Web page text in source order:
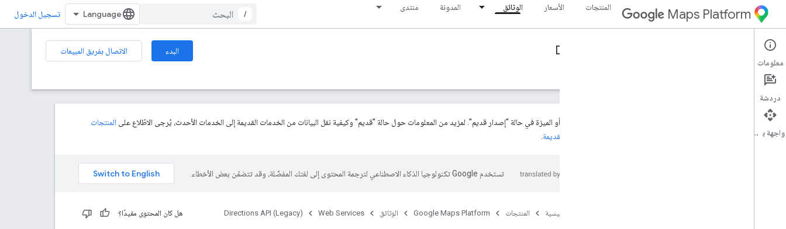
Maps Platform المنتجات الأسعار الوثائق المدونة منتدى
/ تسجيل الدخول
Web Services
Directions API (Legacy) البدء
الاتصال بفريق المبيعات
الأدلة
هذا المنتج أو الميزة في حالة "إصدار قديم". لمزيد من المعلومات حول حالة "قديم" وكيفية نقل البيانات من الخدمات القديمة إلى الخدمات الأحدث، يُرجى الاطّلاع على المنتجات
والميزات القديمة
تستخدم Google تكنولوجيا الذكاء الاصطناعي لترجمة المحتوى إلى لغتك المفضّلة، وقد تتضمّن بعض الأخطاء.
الصفحة الرئيسية المنتجات Google Maps Platform الوثائق Web Services
Directions API (Legacy) هل كان المحتوى مفيدًا؟
معلومات
دردشة
واجهة برمجة التطبيقات